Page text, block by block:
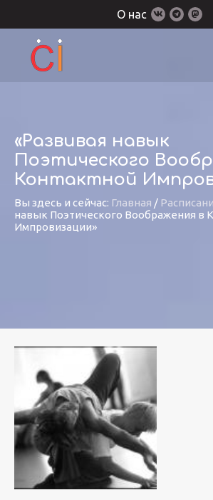
О нас
«Развивая навык
Поэтического
Контактной
Вы здесь и сейчас: Главная /
навык Поэтического Воображения в
Импровизации»